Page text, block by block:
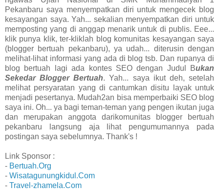
Pekanbaru saya menyempatkan diri untuk mengecek blog
kesayangan saya. Yah... sekalian menyempatkan diri untuk
memposting yang di anggap menarik untuk di publis. Eee...
klik punya klik, ter-kliklah blog komunitas kesayangan saya
(blogger bertuah pekanbaru), ya udah... diterusin dengan
melihat-lihat informasi yang ada di blog tsb. Dan rupanya di
blog bertuah lagi ada kontes SEO dengan Judul Bukan
Sekedar Blogger Bertuah. Yah... saya ikut deh, setelah
melihat persyaratan yang di cantumkan disitu layak untuk
menjadi pesertanya. Mudah2an bisa memperbaiki SEO blog
saya ini. Oh... ya bagi teman-teman yang pengen ikutan juga
dan merupakan anggota darikomunitas blogger bertuah
pekanbaru langsung aja lihat pengumumannya pada
postingan saya sebelumnya. Thank's !
Link Sponsor :
- Bertuah.Org
- Wisatagunungkidul.Com
- Travel-zhamela.Com